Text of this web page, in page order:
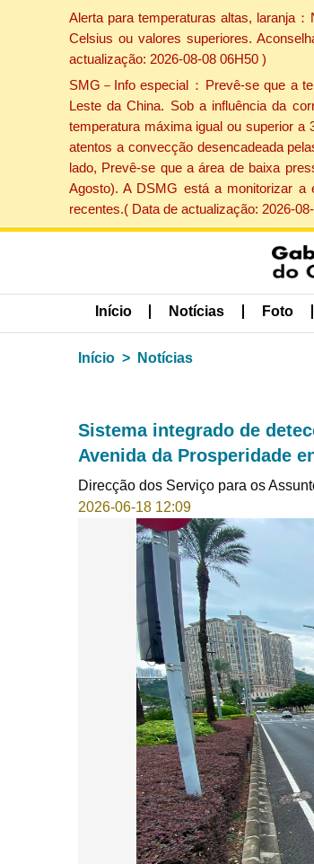
Alerta para temperaturas altas, laranja
Celsius ou valores superiores.
actualização: 2026-08-08 06H50 )
SMG－Info especial：Prevê-se que a
Leste da China. Sob a influência da
temperatura máxima igual ou superior
atentos a convecção desencadeada
lado, Prevê-se que a área de baixa
Agosto). A DSMG está a monitorizar a
recentes.( Data de actualização: 2026-
Início Notícias Foto
Início Notícias
Sistema integrado de
Avenida da Prosperidade
Direcção dos Serviço para os
2026-06-18 12:09